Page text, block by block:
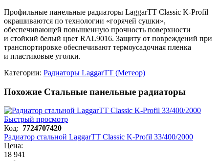
Профильные панельные радиаторы LaggarTT Classic K-Profil
окрашиваются по технологии «горячей сушки»,
обеспечивающей повышенную прочность поверхности
и стойкий белый цвет RAL9016. Защиту от повреждений при
транспортировке обеспечивают термоусадочная пленка
и пластиковые уголки.
Категории: Радиаторы LaggarTT (Метеор)
Похожие Стальные панельные радиаторы
Быстрый просмотр
Код: 7724707420
Радиатор стальной LaggarTT Classic K-Profil 33/400/2000
Цена:
18 941